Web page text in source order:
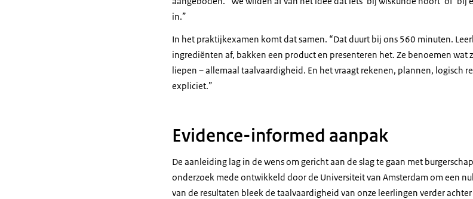
in.”
In het praktijkexamen komt dat samen. “Dat duurt bij ons 560 minuten.
ingrediënten af, bakken een product en presenteren het. Ze benoemen wat
liepen – allemaal taalvaardigheid. En het vraagt rekenen, plannen, logisch
expliciet.”
Evidence-informed aanpak
De aanleiding lag in de wens om gericht aan de slag te gaan met
onderzoek mede ontwikkeld door de Universiteit van Amsterdam om een
van de resultaten bleek de taalvaardigheid van onze leerlingen verder